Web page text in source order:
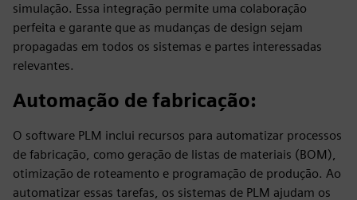
simulação. Essa integração permite uma colaboração
perfeita e garante que as mudanças de design sejam
propagadas em todos os sistemas e partes interessadas
relevantes.
Automação de fabricação:
O software PLM inclui recursos para automatizar processos
de fabricação, como geração de listas de materiais (BOM),
otimização de roteamento e programação de produção. Ao
automatizar essas tarefas, os sistemas de PLM ajudam os